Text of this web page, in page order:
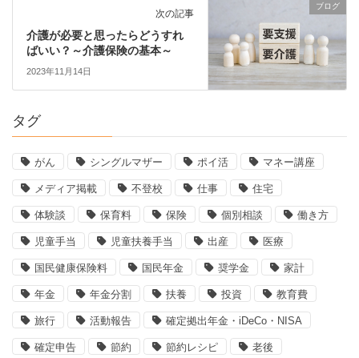
ブログ
次の記事
介護が必要と思ったらどうすれ
ばいい？～介護保険の基本～
2023年11月14日
タグ
がん シングルマザー ポイ活 マネー講座
メディア掲載 不登校 仕事 住宅
体験談 保育料 保険 個別相談 働き方
児童手当 児童扶養手当 出産 医療
国民健康保険料 国民年金 奨学金 家計
年金 年金分割 扶養 投資 教育費
旅行 活動報告 確定拠出年金・iDeCo・NISA
確定申告 節約 節約レシピ 老後